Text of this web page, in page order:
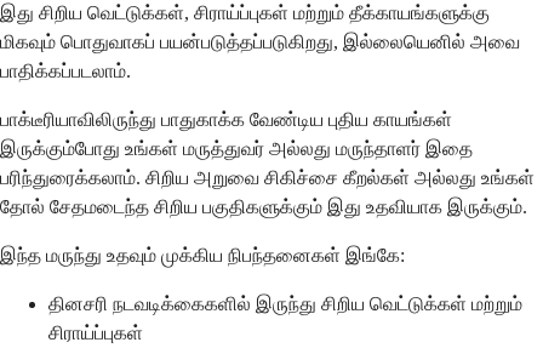
இது சிறிய வெட்டுக்கள், சிராய்ப்புகள் மற்றும் தீக்காயங்களுக்கு
மிகவும் பொதுவாகப் பயன்படுத்தப்படுகிறது, இல்லையெனில் அவை
பாதிக்கப்படலாம்.
பாக்டீரியாவிலிருந்து பாதுகாக்க வேண்டிய புதிய காயங்கள்
இருக்கும்போது உங்கள் மருத்துவர் அல்லது மருந்தாளர் இதை
பரிந்துரைக்கலாம். சிறிய அறுவை சிகிச்சை கீறல்கள் அல்லது உங்கள்
தோல் சேதமடைந்த சிறிய பகுதிகளுக்கும் இது உதவியாக இருக்கும்.
இந்த மருந்து உதவும் முக்கிய நிபந்தனைகள் இங்கே:
தினசரி நடவடிக்கைகளில் இருந்து சிறிய வெட்டுக்கள் மற்றும்
சிராய்ப்புகள்